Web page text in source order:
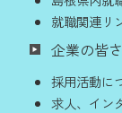
就職関連リ
企業の皆
採用活動に
求人、イン